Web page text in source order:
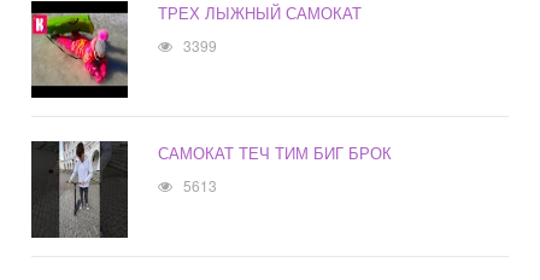
ТРЕХ ЛЫЖНЫЙ САМОКАТ
3399
САМОКАТ ТЕЧ ТИМ БИГ БРОК
5613